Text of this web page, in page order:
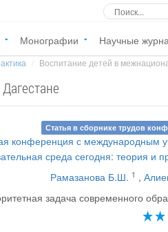
Монографии Научные
Воспитание детей в
Статья в сборнике трудов
конференция с международным
среда сегодня: теория и
Рамазанова Б.Ш. 1 ,
задача современного